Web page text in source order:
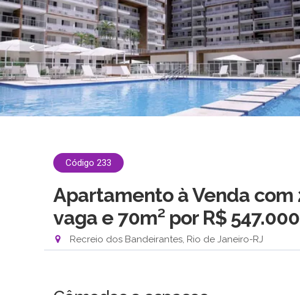
<
Código 233
Apartamento à Venda com
vaga e 70m² por R$ 547.000
Recreio dos Bandeirantes, Rio de Janeiro-RJ